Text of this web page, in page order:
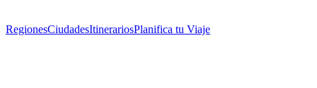
RegionesCiudadesItinerariosPlanifica tu Viaje